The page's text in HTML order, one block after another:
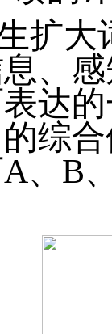
扩大
、
达
综
A、 B、